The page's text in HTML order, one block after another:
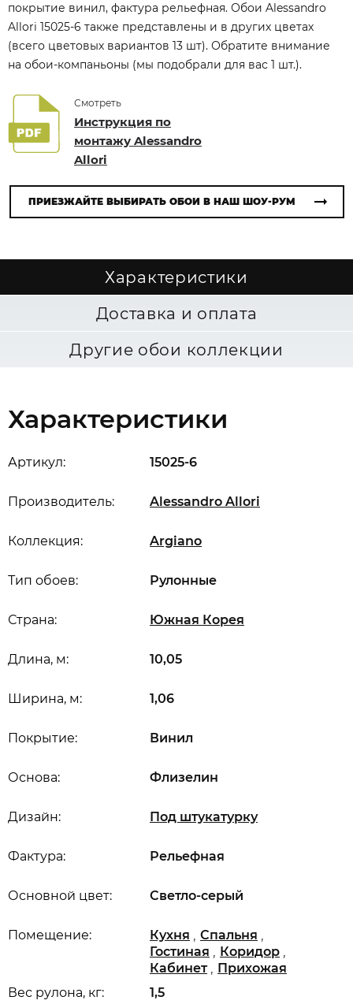
покрытие винил, фактура рельефная. Обои Alessandro
Allori 15025-6 также представлены и в других цветах
(всего цветовых вариантов 13 шт). Обратите внимание
на обои-компаньоны (мы подобрали для вас 1 шт.).
Смотреть
Инструкция по
монтажу Alessandro
Allori
ПРИЕЗЖАЙТЕ ВЫБИРАТЬ ОБОИ В НАШ ШОУ-РУМ
Характеристики
Доставка и оплата
Другие обои коллекции
Характеристики
Артикул: 15025-6
Производитель: Alessandro Allori
Коллекция: Argiano
Длина, м: 10,05
Ширина, м: 1,06
Вес рулона, кг: 1,5
Основной цвет: Светло-серый
Дизайн: Под штукатурку
Основа: Флизелин
Покрытие: Винил
Помещение: Кухня , Спальня ,
Гостиная , Коридор ,
Кабинет , Прихожая
Страна: Южная Корея
Тип обоев: Рулонные
Фактура: Рельефная